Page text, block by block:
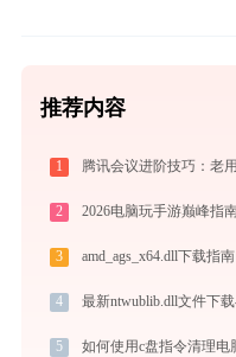
推荐内容
1 腾讯会议进阶技巧：老
2
3
4 最新ntwublib.dll文件下
5 如何使用c盘指令清理电